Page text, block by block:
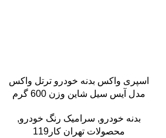
اطلاعات بیشتر
اسپری واکس بدنه خودرو ترتل واکس
مدل آیس سیل شاین وزن 600 گرم
بدنه خودرو, سرامیک رنگ خودرو,
محصولات تهران کار119